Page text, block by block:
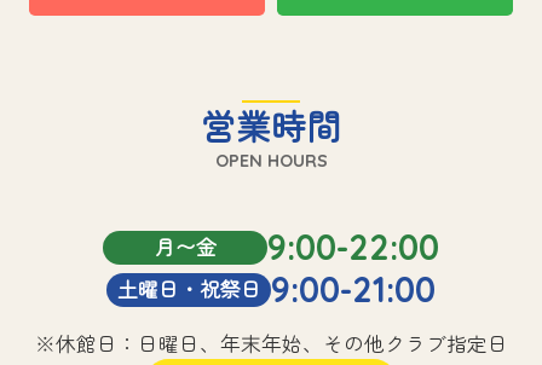
営業時間
OPEN HOURS
月〜金 9:00-22:00
土曜日・祝祭日 9:00-21:00
※休館日：日曜日、年末年始、その他クラブ指定日